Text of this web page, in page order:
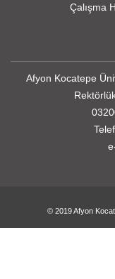
Çalışma
Afyon Kocatepe
© 2019Afyon